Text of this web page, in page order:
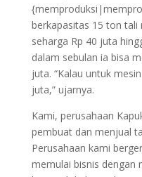
berkapasitas 15 ton tali
seharga Rp 40 juta
dalam sebulan ia bisa
juta. “Kalau untuk
juta,” ujarnya.
Kami, perusahaan
pembuat dan menjual
Perusahaan kami
memulai bisnis dengan